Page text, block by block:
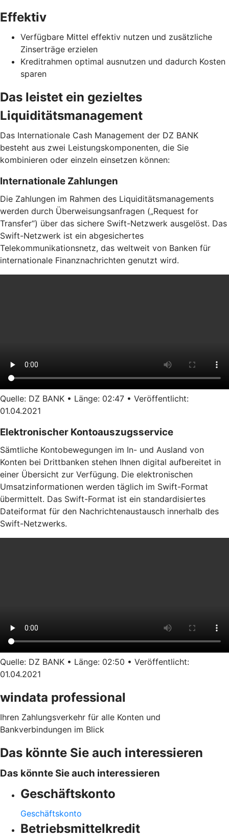
Effektiv
Verfügbare Mittel effektiv nutzen und zusätzliche
Zinserträge erzielen
Kreditrahmen optimal ausnutzen und dadurch Kosten
sparen
Das leistet ein gezieltes
Liquiditätsmanagement
Das Internationale Cash Management der DZ BANK
besteht aus zwei Leistungskomponenten, die Sie
kombinieren oder einzeln einsetzen können:
Internationale Zahlungen
Die Zahlungen im Rahmen des Liquiditätsmanagements
werden durch Überweisungsanfragen („Request for
Transfer“) über das sichere Swift-Netzwerk ausgelöst. Das
Swift-Netzwerk ist ein abgesichertes
Telekommunikationsnetz, das weltweit von Banken für
internationale Finanznachrichten genutzt wird.
Quelle: DZ BANK • Länge: 02:47 • Veröffentlicht:
01.04.2021
Elektronischer Kontoauszugsservice
Sämtliche Kontobewegungen im In- und Ausland von
Konten bei Drittbanken stehen Ihnen digital aufbereitet in
einer Übersicht zur Verfügung. Die elektronischen
Umsatzinformationen werden täglich im Swift-Format
übermittelt. Das Swift-Format ist ein standardisiertes
Dateiformat für den Nachrichtenaustausch innerhalb des
Swift-Netzwerks.
Quelle: DZ BANK • Länge: 02:50 • Veröffentlicht:
01.04.2021
windata professional
Ihren Zahlungsverkehr für alle Konten und
Bankverbindungen im Blick
Das könnte Sie auch interessieren
Das könnte Sie auch interessieren
Geschäftskonto
Geschäftskonto
Betriebsmittelkredit